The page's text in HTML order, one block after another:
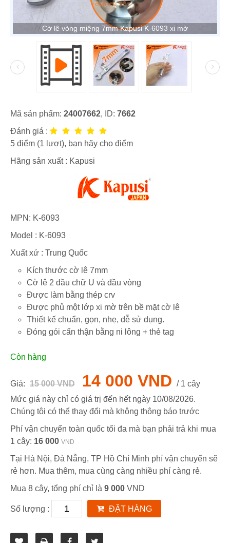
Cờ lê vòng miệng 7mm Kapusi K-6093 xi mờ
Mã sản phẩm: 24007662, ID: 7662
Đánh giá :
5 điểm (1 lượt), bạn hãy cho điểm
Hãng sản xuất : Kapusi
MPN: K-6093
Model : K-6093
Xuất xứ : Trung Quốc
Kích thước cờ lê 7mm
Cờ lê 2 đầu chữ U và đầu vòng
Được làm bằng thép crv
Được phủ một lớp xi mờ trên bề mặt cờ lê
Thiết kế chuẩn, gọn, nhẹ, dễ sử dụng.
Đóng gói cẩn thận bằng ni lông + thẻ tag
Còn hàng
Giá: 15 000 VND 14 000 VND / 1 cây
Mức giá này chỉ có giá trị đến hết ngày 10/08/2026.
Chúng tôi có thể thay đổi mà không thông báo trước
Phí vận chuyển toàn quốc tối đa mà bạn phải trả khi mua
1 cây: 16 000 VND
Tại Hà Nội, Đà Nẵng, TP Hồ Chí Minh phí vận chuyển sẽ
rẻ hơn. Mua thêm, mua cùng càng nhiều phí càng rẻ.
Mua 8 cây, tổng phí chỉ là 9 000 VND
Số lượng : ĐẶT HÀNG